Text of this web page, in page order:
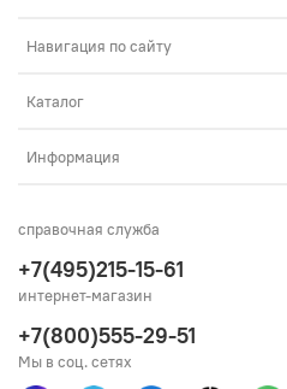
Навигация по сайту
Каталог
Информация
справочная служба
+7(495)215-15-61
интернет-магазин
+7(800)555-29-51
Мы в соц. сетях